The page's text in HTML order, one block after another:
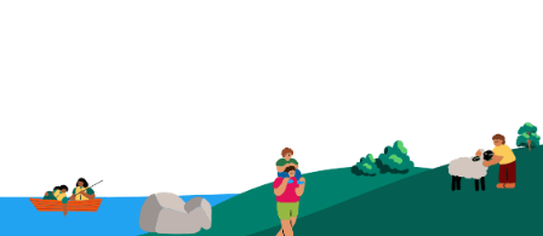
avonden de
samen offline onder